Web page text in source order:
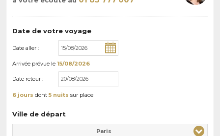
Date de votre voyage
Date aller :
Arrivée prévue le 15/08/2026
Date retour :
6 jours dont 5 nuits sur place
Ville de départ
Paris